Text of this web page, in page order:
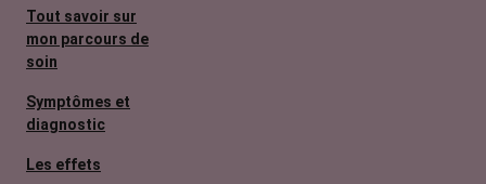
Tout savoir sur
mon parcours de
soin
Symptômes et
diagnostic
Les effets